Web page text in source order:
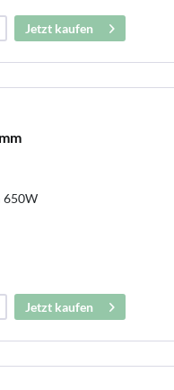
Jetzt kaufen
650W
Jetzt kaufen